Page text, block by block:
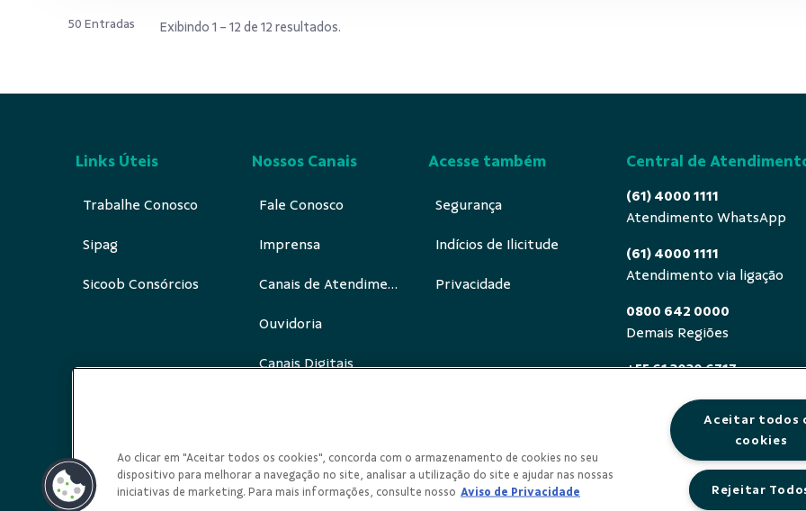
50 Entradas Exibindo 1 - 12 de 12 resultados.
Links Úteis
Trabalhe Conosco
Sipag
Sicoob Consórcios
Nossos Canais
Fale Conosco
Imprensa
Canais de Atendimento
Ouvidoria
Canais Digitais
Acesse também
Segurança
Indícios de Ilicitude
Privacidade
Redes Sociais
Central de
(61) 4000 1111
Atendimento WhatsApp
(61) 4000 1111
Atendimento via ligação
0800 642 0000
Demais Regiões
+55 61 3030 6717
0800 940 0458
Deficientes auditivos ou de
segunda a sexta, das 8h às
Ao clicar em "Aceitar todos os cookies", concorda com o armazenamento de cookies no seu
dispositivo para melhorar a navegação no site, analisar a utilização do site e ajudar nas nossas
iniciativas de marketing. Para mais informações, consulte nosso Aviso de Privacidade
Aceitar todos
cookies
Rejeitar